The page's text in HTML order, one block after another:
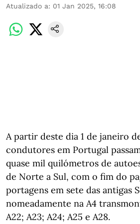
Atualizado a: 01 Jan 2025, 16:08
A partir deste dia 1 de janeiro
condutores em Portugal
quase mil quilómetros de
de Norte a Sul, com o fim do
portagens em sete das antigas
nomeadamente na A4
A22; A23; A24; A25 e A28.